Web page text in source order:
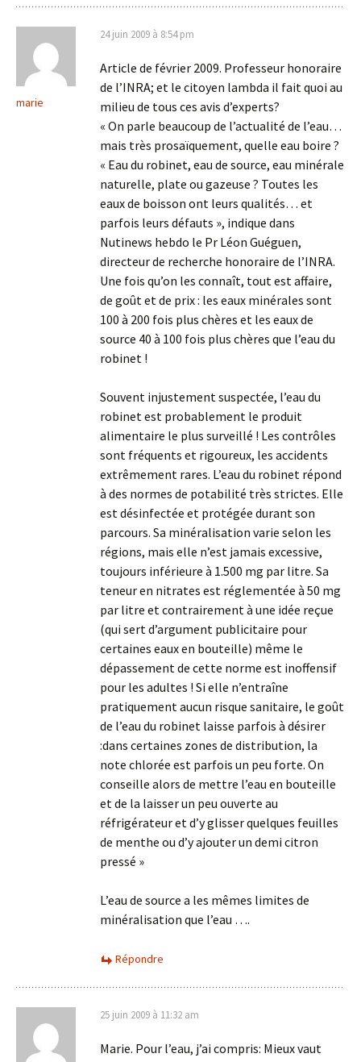
marie
24 juin 2009 à 8:54 pm
Article de février 2009. Professeur honoraire
de l’INRA; et le citoyen lambda il fait quoi au
milieu de tous ces avis d’experts?
« On parle beaucoup de l’actualité de l’eau…
mais très prosaïquement, quelle eau boire ?
« Eau du robinet, eau de source, eau minérale
naturelle, plate ou gazeuse ? Toutes les
eaux de boisson ont leurs qualités… et
parfois leurs défauts », indique dans
Nutinews hebdo le Pr Léon Guéguen,
directeur de recherche honoraire de l’INRA.
Une fois qu’on les connaît, tout est affaire,
de goût et de prix : les eaux minérales sont
100 à 200 fois plus chères et les eaux de
source 40 à 100 fois plus chères que l’eau du
robinet !
Souvent injustement suspectée, l’eau du
robinet est probablement le produit
alimentaire le plus surveillé ! Les contrôles
sont fréquents et rigoureux, les accidents
extrêmement rares. L’eau du robinet répond
à des normes de potabilité très strictes. Elle
est désinfectée et protégée durant son
parcours. Sa minéralisation varie selon les
régions, mais elle n’est jamais excessive,
toujours inférieure à 1.500 mg par litre. Sa
teneur en nitrates est réglementée à 50 mg
par litre et contrairement à une idée reçue
(qui sert d’argument publicitaire pour
certaines eaux en bouteille) même le
dépassement de cette norme est inoffensif
pour les adultes ! Si elle n’entraîne
pratiquement aucun risque sanitaire, le goût
de l’eau du robinet laisse parfois à désirer
:dans certaines zones de distribution, la
note chlorée est parfois un peu forte. On
conseille alors de mettre l’eau en bouteille
et de la laisser un peu ouverte au
réfrigérateur et d’y glisser quelques feuilles
de menthe ou d’y ajouter un demi citron
pressé »
L’eau de source a les mêmes limites de
minéralisation que l’eau ….
Répondre
25 juin 2009 à 11:32 am
Marie. Pour l’eau, j’ai compris: Mieux vaut